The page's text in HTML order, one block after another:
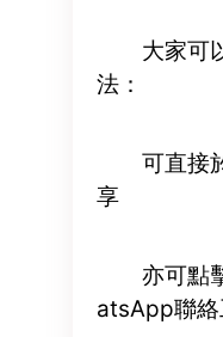
大家可
法：
可直接
享
亦可點
atsApp聯絡